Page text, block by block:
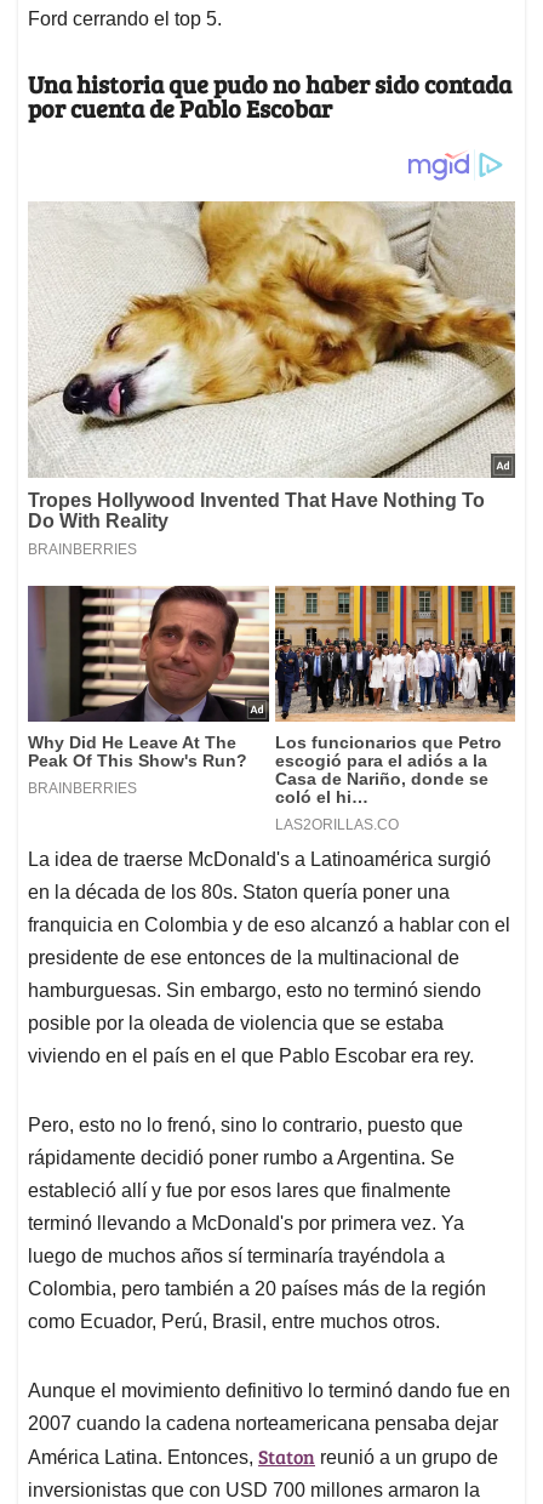
Ford cerrando el top 5.
Una historia que pudo no haber sido contada
por cuenta de Pablo Escobar
La idea de traerse McDonald's a Latinoamérica surgió
en la década de los 80s. Staton quería poner una
franquicia en Colombia y de eso alcanzó a hablar con el
presidente de ese entonces de la multinacional de
hamburguesas. Sin embargo, esto no terminó siendo
posible por la oleada de violencia que se estaba
viviendo en el país en el que Pablo Escobar era rey.
Pero, esto no lo frenó, sino lo contrario, puesto que
rápidamente decidió poner rumbo a Argentina. Se
estableció allí y fue por esos lares que finalmente
terminó llevando a McDonald's por primera vez. Ya
luego de muchos años sí terminaría trayéndola a
Colombia, pero también a 20 países más de la región
como Ecuador, Perú, Brasil, entre muchos otros.
Aunque el movimiento definitivo lo terminó dando fue en
2007 cuando la cadena norteamericana pensaba dejar
América Latina. Entonces, Staton reunió a un grupo de
inversionistas que con USD 700 millones armaron la